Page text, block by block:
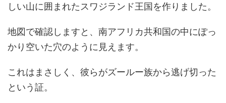
しい山に囲まれたスワジランド王国を作りました。
地図で確認しますと、南アフリカ共和国の中にぽっ
かり空いた穴のように見えます。
これはまさしく、彼らがズールー族から逃げ切った
という証。